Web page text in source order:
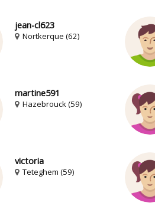
jean-cl623
Nortkerque (62)
martine591
Hazebrouck (59)
victoria
Teteghem (59)